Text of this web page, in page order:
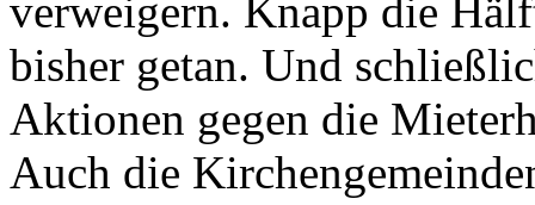
verweigern. Knapp die
bisher getan. Und
Aktionen gegen die
Auch die